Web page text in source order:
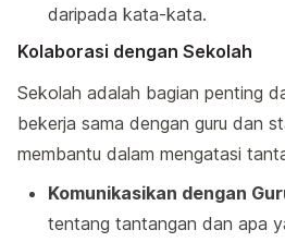
daripada kata-kata.
Kolaborasi dengan Sekolah
Sekolah adalah bagian penting
bekerja sama dengan guru dan
membantu dalam mengatasi
Komunikasikan dengan
tentang tantangan dan apa